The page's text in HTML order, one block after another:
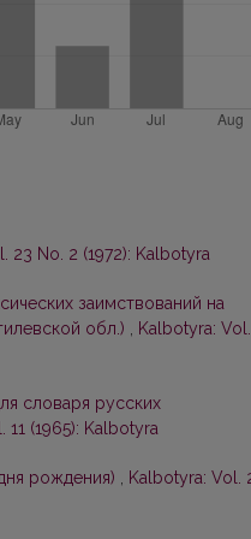
23 No. 2 (1972): Kalbotyra
заимствований на
обл.) , Kalbotyra:
словаря русских
11 (1965): Kalbotyra
рождения) , Kalbotyra: Vol.